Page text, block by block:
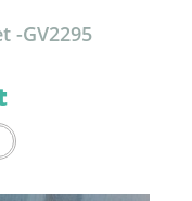
-GV2295